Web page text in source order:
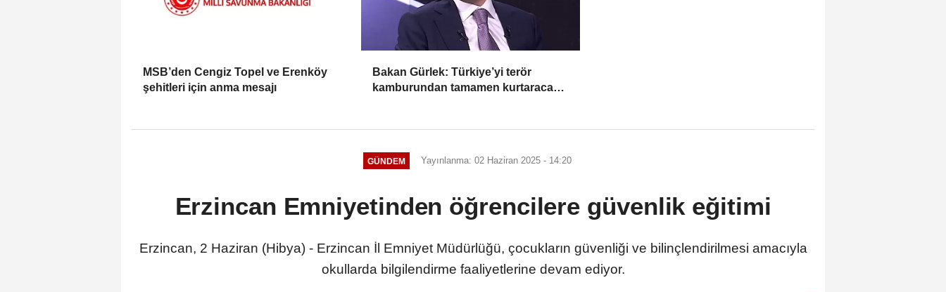
MSB’den Cengiz Topel ve Erenköy
şehitleri için anma mesajı
Bakan Gürlek: Türkiye’yi terör
kamburundan tamamen kurtaracak
GÜNDEM Yayınlanma: 02 Haziran 2025 - 14:20
Erzincan Emniyetinden öğrencilere güvenlik eğitimi
Erzincan, 2 Haziran (Hibya) - Erzincan İl Emniyet Müdürlüğü, çocukların güvenliği ve bilinçlendirilmesi amacıyla
okullarda bilgilendirme faaliyetlerine devam ediyor.